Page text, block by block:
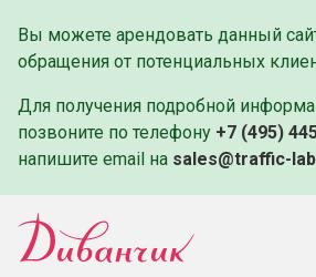
Вы можете арендовать данный
обращения от потенциальных
Для получения подробной
позвоните по телефону +7 (495)
напишите email на sales@traffic-